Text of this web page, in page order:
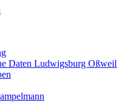
Daten Ludwigsburg Oßweil